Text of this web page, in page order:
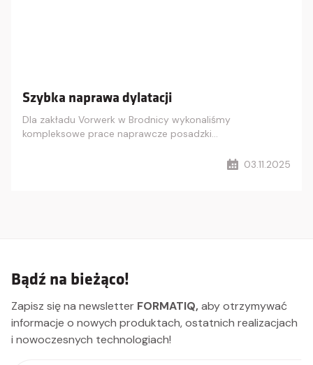
Szybka naprawa dylatacji
Dla zakładu Vorwerk w Brodnicy wykonaliśmy
kompleksowe prace naprawcze posadzki…
03.11.2025
Bądź na bieżąco!
Zapisz się na newsletter FORMATIQ,aby otrzymywać
informacje o nowych produktach, ostatnich realizacjach
i nowoczesnych technologiach!
PRZEJDŹ DO KOSZYKA